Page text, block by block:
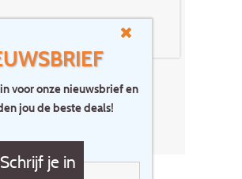
voor onze nieuwsbrief en
jou de beste deals!
Schrijf je in